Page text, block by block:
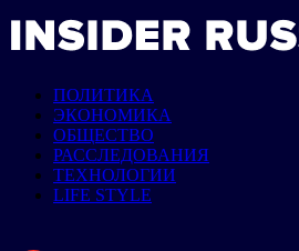
ПОЛИТИКА
ЭКОНОМИКА
ОБЩЕСТВО
РАССЛЕДОВАНИЯ
ТЕХНОЛОГИИ
LIFE STYLE